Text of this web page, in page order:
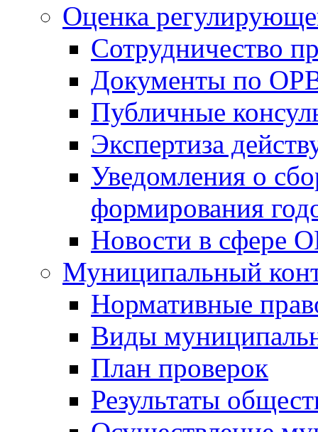
Оценка
Сотрудничество
Документы по
Публичные
Экспертиза
Уведомления о
формирования
Новости в сфере
Муниципальный
Нормативные
Виды
План проверок
Результаты